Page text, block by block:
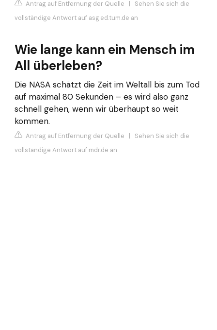
Antrag auf Entfernung der Quelle | Sehen Sie sich die
vollständige Antwort auf asg.ed.tum.de an
Wie lange kann ein Mensch im
All überleben?
Die NASA schätzt die Zeit im Weltall bis zum Tod
auf maximal 80 Sekunden – es wird also ganz
schnell gehen, wenn wir überhaupt so weit
kommen.
Antrag auf Entfernung der Quelle | Sehen Sie sich die
vollständige Antwort auf mdr.de an